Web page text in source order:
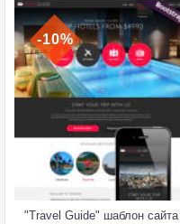
-10%
"Travel Guide" шаблон сайта